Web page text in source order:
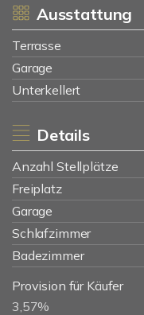
Ausstattung
Terrasse
Garage
Unterkellert
Details
Anzahl Stellplätze
Freiplatz
Garage
Schlafzimmer
Badezimmer
Provision für Käufer
3,57%